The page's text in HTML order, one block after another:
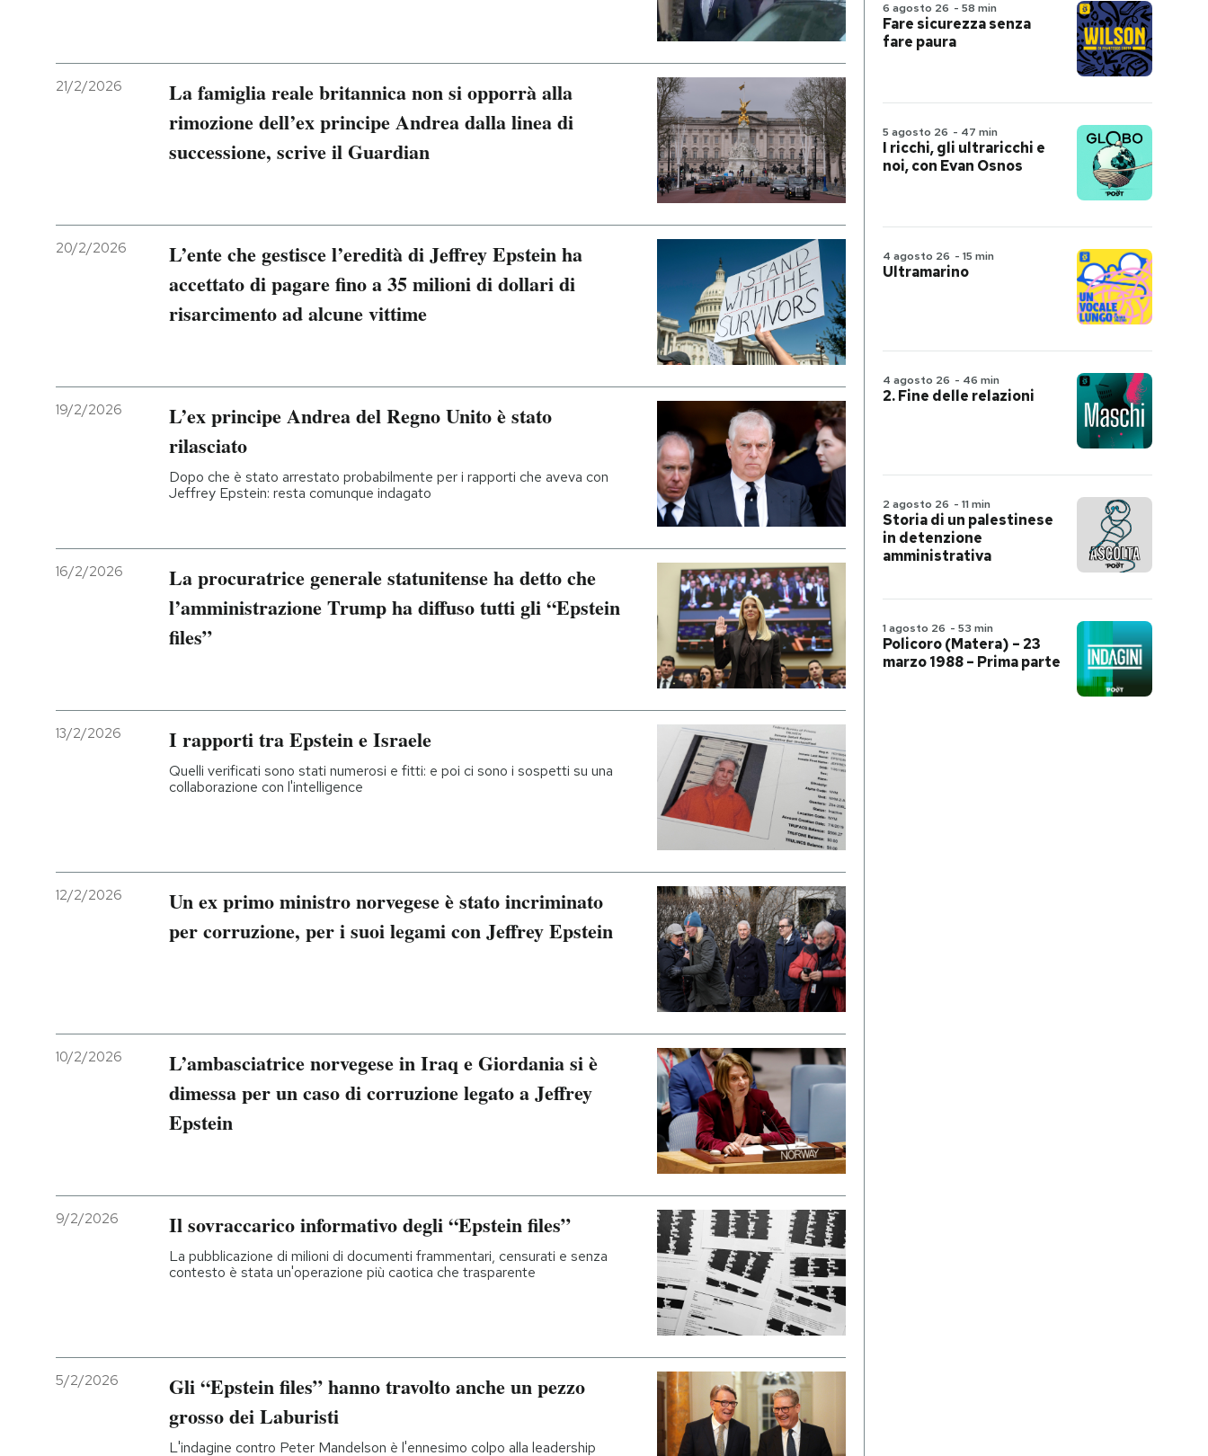
21/2/2026
La famiglia reale britannica non si opporrà alla
rimozione dell’ex principe Andrea dalla linea di
successione, scrive il Guardian
20/2/2026
L’ente che gestisce l’eredità di Jeffrey Epstein ha
accettato di pagare fino a 35 milioni di dollari di
risarcimento ad alcune vittime
19/2/2026
L’ex principe Andrea del Regno Unito è stato
rilasciato
Dopo che è stato arrestato probabilmente per i rapporti che aveva con
Jeffrey Epstein: resta comunque indagato
16/2/2026
La procuratrice generale statunitense ha detto che
l’amministrazione Trump ha diffuso tutti gli “Epstein
files”
13/2/2026 I rapporti tra Epstein e Israele
Quelli verificati sono stati numerosi e fitti: e poi ci sono i sospetti su una
collaborazione con l'intelligence
12/2/2026
Un ex primo ministro norvegese è stato incriminato
per corruzione, per i suoi legami con Jeffrey Epstein
10/2/2026
L’ambasciatrice norvegese in Iraq e Giordania si è
dimessa per un caso di corruzione legato a Jeffrey
Epstein
9/2/2026 Il sovraccarico informativo degli “Epstein files”
La pubblicazione di milioni di documenti frammentari, censurati e senza
contesto è stata un'operazione più caotica che trasparente
5/2/2026
Gli “Epstein files” hanno travolto anche un pezzo
grosso dei Laburisti
L'indagine contro Peter Mandelson è l'ennesimo colpo alla leadership
6 agosto 26 - 58 min
Fare sicurezza senza
fare paura
5 agosto 26 - 47 min
I ricchi, gli ultraricchi e
noi, con Evan Osnos
4 agosto 26 - 15 min
Ultramarino
4 agosto 26 - 46 min
2. Fine delle relazioni
2 agosto 26 - 11 min
Storia di un palestinese
in detenzione
amministrativa
1 agosto 26 - 53 min
Policoro (Matera) – 23
marzo 1988 – Prima parte